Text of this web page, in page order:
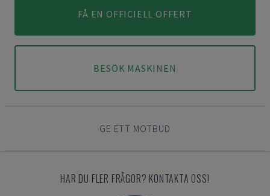
FÅ EN OFFICIELL OFFERT
BESÖK MASKINEN
GE ETT MOTBUD
HAR DU FLER FRÅGOR? KONTAKTA OSS!